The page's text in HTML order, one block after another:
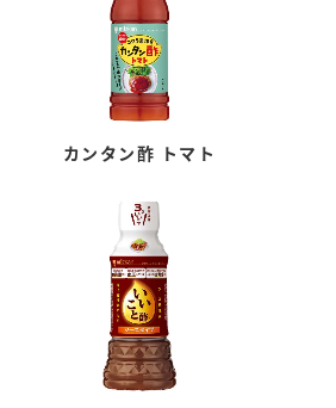
カンタン酢 トマト